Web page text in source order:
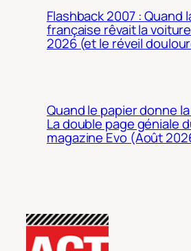
Flashback 2007 : Quand
française rêvait la
2026 (et le réveil
Quand le papier donne
La double page géniale
magazine Evo (Août